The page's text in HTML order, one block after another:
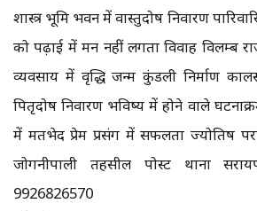
शास्त्र भूमि भवन में वास्तुदोष निवारण
को पढ़ाई में मन नहीं लगता विवाह विलम्ब
व्यवसाय में वृद्धि जन्म कुंडली निर्माण
पितृदोष निवारण भविष्य में होने वाले
में मतभेद प्रेम प्रसंग में सफलता ज्योतिष
जोगनीपाली तहसील पोस्ट थाना
9926826570